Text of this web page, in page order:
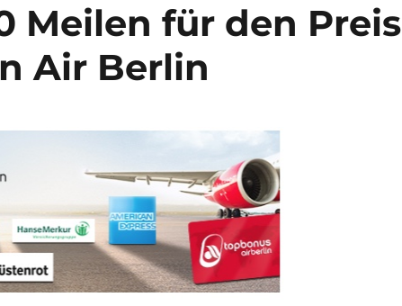
Meilen für den Preis
Air Berlin